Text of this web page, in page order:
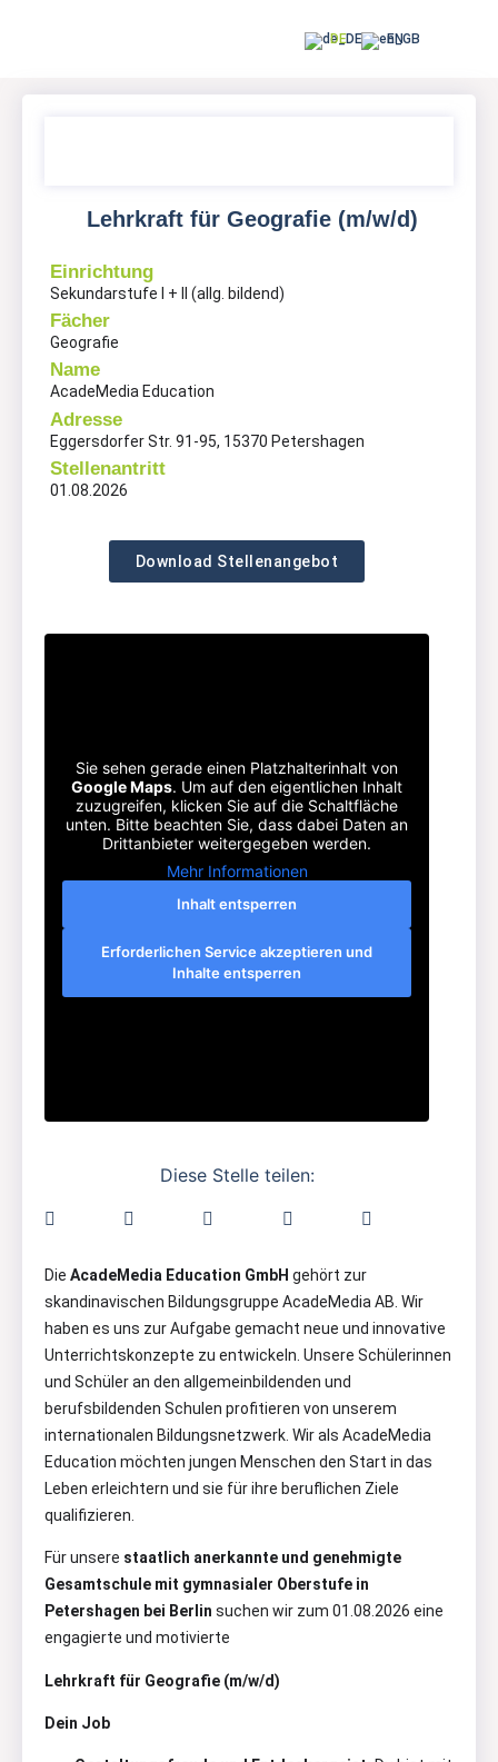
DE EN
Lehrkraft für Geografie (m/w/d)
Einrichtung
Sekundarstufe I + II (allg. bildend)
Fächer
Geografie
Name
AcadeMedia Education
Adresse
Eggersdorfer Str. 91-95, 15370 Petershagen
Stellenantritt
01.08.2026
Download Stellenangebot
Sie sehen gerade einen Platzhalterinhalt von
Google Maps. Um auf den eigentlichen Inhalt
zuzugreifen, klicken Sie auf die Schaltfläche
unten. Bitte beachten Sie, dass dabei Daten an
Drittanbieter weitergegeben werden.
Mehr Informationen
Inhalt entsperren
Erforderlichen Service akzeptieren und
Inhalte entsperren
Diese Stelle teilen:
Die AcadeMedia Education GmbH gehört zur
skandinavischen Bildungsgruppe AcadeMedia AB. Wir
haben es uns zur Aufgabe gemacht neue und innovative
Unterrichtskonzepte zu entwickeln. Unsere Schülerinnen
und Schüler an den allgemeinbildenden und
berufsbildenden Schulen profitieren von unserem
internationalen Bildungsnetzwerk. Wir als AcadeMedia
Education möchten jungen Menschen den Start in das
Leben erleichtern und sie für ihre beruflichen Ziele
qualifizieren.
Für unsere staatlich anerkannte und genehmigte
Gesamtschule mit gymnasialer Oberstufe in
Petershagen bei Berlin suchen wir zum 01.08.2026 eine
engagierte und motivierte
Lehrkraft für Geografie (m/w/d)
Dein Job